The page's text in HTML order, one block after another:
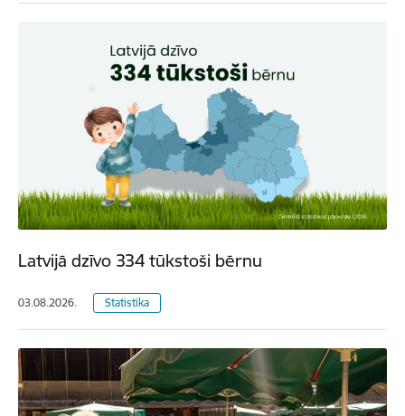
Latvijā dzīvo 334 tūkstoši bērnu
03.08.2026. Statistika